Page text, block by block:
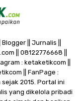
|| Jurnalis ||
|| 08122776668 ||
: ketaketikcom ||
|| FanPage :
2015. Portal ini
yang dikelola pribadi